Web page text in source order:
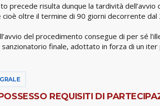
precede risulta dunque la tardività
cioè oltre il termine di 90 giorni decorrente dal
del procedimento consegue di per sé
finale, adottato in forza di un
REQUISITI DI